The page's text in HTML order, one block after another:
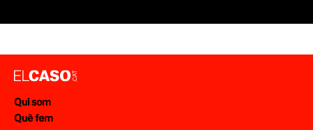
Qui som
Què fem